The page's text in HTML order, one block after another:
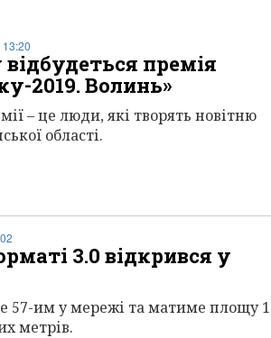
премія
2019. Волинь»
– це люди, які творять новітню
області.
3.0 відкрився у
57-им у мережі та матиме площу 1
метрів.